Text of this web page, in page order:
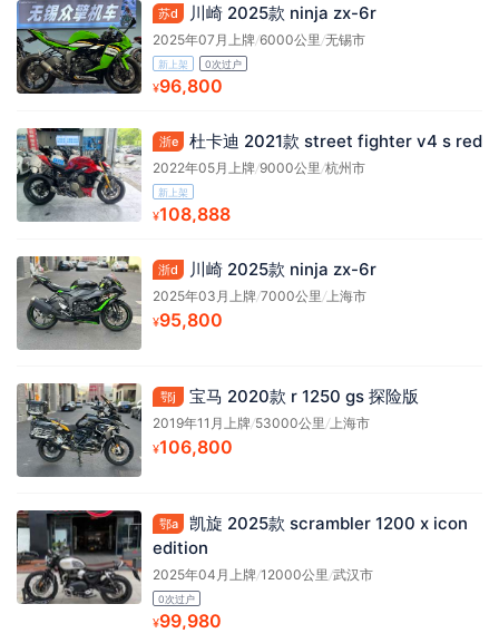
苏d 川崎 2025款 ninja zx-6r
2025年07月上牌/6000公里 /无锡市
新上架 0次过户
¥96,800
浙e 杜卡迪 2021款 street fighter v4 s red
2022年05月上牌/9000公里 /杭州市
新上架
¥108,888
浙d 川崎 2025款 ninja zx-6r
2025年03月上牌/7000公里 /上海市
¥95,800
鄂j 宝马 2020款 r 1250 gs 探险版
2019年11月上牌/53000公里 /上海市
¥106,800
鄂a
凯旋 2025款 scrambler 1200 x icon
edition
2025年04月上牌/12000公里 /武汉市
0次过户
¥99,980